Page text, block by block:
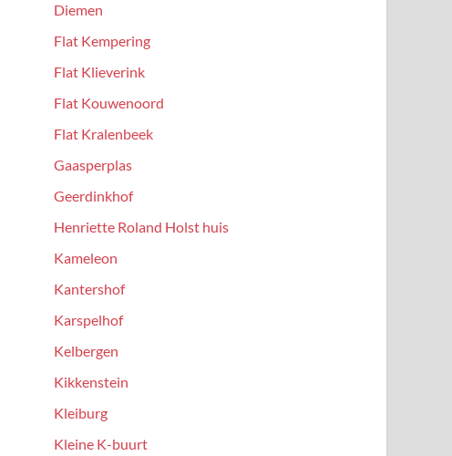
Diemen
Flat Kempering
Flat Klieverink
Flat Kouwenoord
Flat Kralenbeek
Gaasperplas
Geerdinkhof
Henriette Roland Holst huis
Kameleon
Kantershof
Karspelhof
Kelbergen
Kikkenstein
Kleiburg
Kleine K-buurt